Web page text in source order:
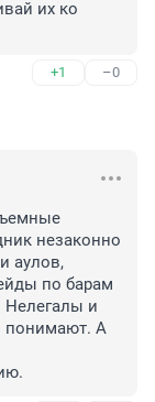
их ко
+1 –0
незаконно
аулов,
по барам
Нелегалы и
понимают. А